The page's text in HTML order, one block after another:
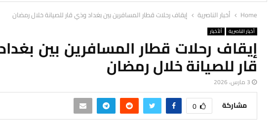
Home أخبار الناصرية إيقاف رحلات قطار المسافرين بين بغداد وذي قار للصيانة خلال رمضان
أخبار الناصرية ألأخبار
إيقاف رحلات قطار المسافرين بين
قار للصيانة خلال رمضان
3 مارس، 2026
مشاركة 0